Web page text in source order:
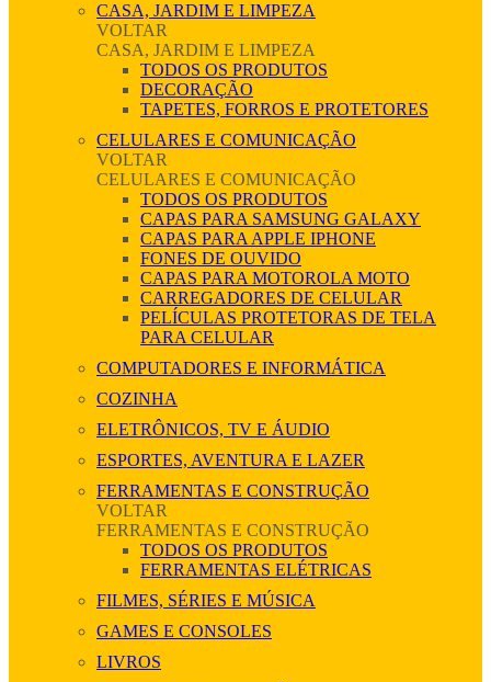
CASA, JARDIM E LIMPEZA
VOLTAR
CASA, JARDIM E LIMPEZA
TODOS OS PRODUTOS
DECORAÇÃO
TAPETES, FORROS E PROTETORES
CELULARES E COMUNICAÇÃO
VOLTAR
CELULARES E COMUNICAÇÃO
TODOS OS PRODUTOS
CAPAS PARA SAMSUNG GALAXY
CAPAS PARA APPLE IPHONE
FONES DE OUVIDO
CAPAS PARA MOTOROLA MOTO
CARREGADORES DE CELULAR
PELÍCULAS PROTETORAS DE TELA
PARA CELULAR
COMPUTADORES E INFORMÁTICA
COZINHA
ELETRÔNICOS, TV E ÁUDIO
ESPORTES, AVENTURA E LAZER
FERRAMENTAS E CONSTRUÇÃO
VOLTAR
FERRAMENTAS E CONSTRUÇÃO
TODOS OS PRODUTOS
FERRAMENTAS ELÉTRICAS
FILMES, SÉRIES E MÚSICA
GAMES E CONSOLES
LIVROS